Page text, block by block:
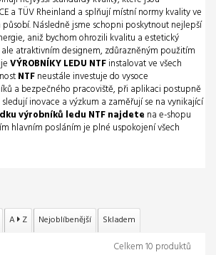
a TÜV Rheinland a splňují místní normy kvality ve
Následně jsme schopni poskytnout nejlepší
aniž bychom ohrozili kvalitu a estetický
atraktivním designem, zdůrazněným použitím
VÝROBNÍKY LEDU NTFinstalovat ve všech
NTFneustále investuje do vysoce
a bezpečného pracoviště, při aplikaci postupně
inovace a výzkum a zaměřují se na vynikající
výrobníků ledu NTF najdete na e-shopu
hlavním posláním je plné uspokojení všech
A Z Nejoblíbenější Skladem
Celkem 10 produktů